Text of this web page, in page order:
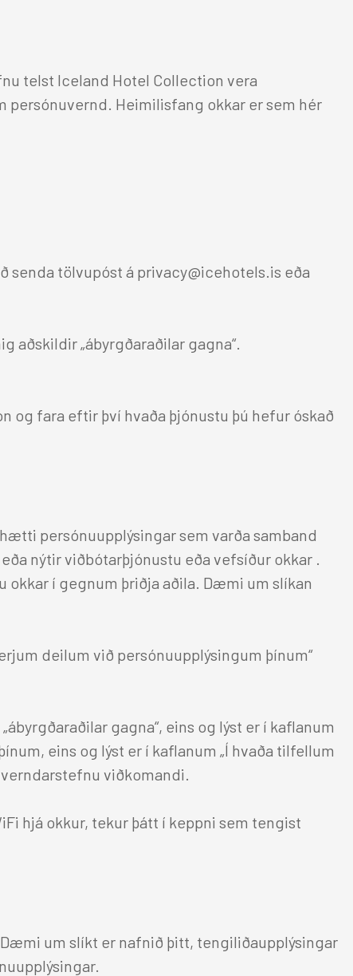
UM OKKUR
telst Iceland Hotel Collection vera
persónuvernd. Heimilisfang okkar er sem hér
tölvupóst á privacy@icehotels.is eða
aðskildir „ábyrgðaraðilar gagna“.
og fara eftir því hvaða þjónustu þú hefur óskað
persónuupplýsingar sem varða samband
nýtir viðbótarþjónustu eða vefsíður okkar .
okkar í gegnum þriðja aðila. Dæmi um slíkan
deilum við persónuupplýsingum þínum“
gagna“, eins og lýst er í kaflanum
eins og lýst er í kaflanum „Í hvaða tilfellum
viðkomandi.
hjá okkur, tekur þátt í keppni sem tengist
um slíkt er nafnið þitt, tengiliðaupplýsingar